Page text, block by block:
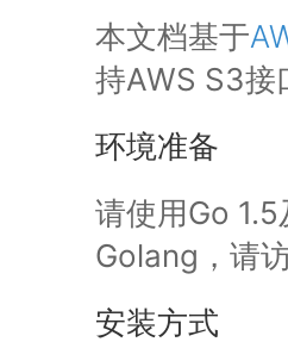
本文档基于
持AWS S3接
环境准备
请使用Go
Golang，请
安装方式